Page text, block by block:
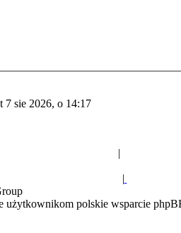
7 sie 2026, o 14:17
|
|
użytkownikom polskie wsparcie